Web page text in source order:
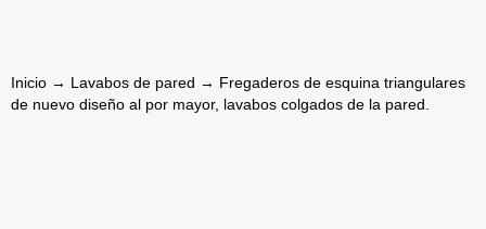
Inicio → Lavabos de pared → Fregaderos de esquina triangulares
de nuevo diseño al por mayor, lavabos colgados de la pared.